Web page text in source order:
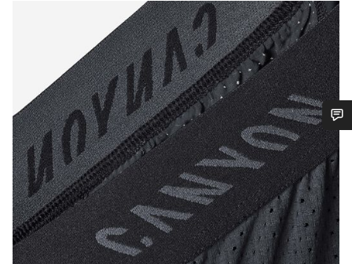
Ti serve aiuto?
I nostri consulenti esperti sono a tua disposizione.
Avvia Chat